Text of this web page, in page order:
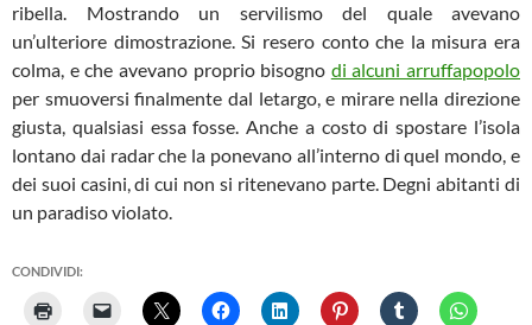
ribella. Mostrando un servilismo del quale avevano
un’ulteriore dimostrazione. Si resero conto che la misura era
colma, e che avevano proprio bisogno di alcuni arruffapopolo
per smuoversi finalmente dal letargo, e mirare nella direzione
giusta, qualsiasi essa fosse. Anche a costo di spostare l’isola
lontano dai radar che la ponevano all’interno di quel mondo, e
dei suoi casini, di cui non si ritenevano parte. Degni abitanti di
un paradiso violato.
CONDIVIDI: